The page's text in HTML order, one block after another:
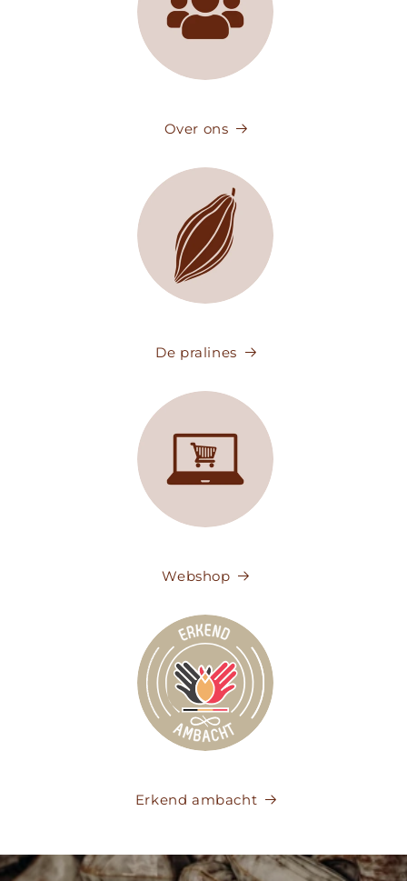
Over ons
De pralines
Webshop
Erkend ambacht